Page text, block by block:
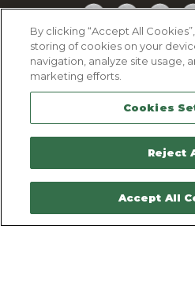
Facebook
Twitter
Politique
Politique de
Mentions
Plan du
By clicking “Accept All
storing of cookies on your
navigation, analyze site usage,
marketing efforts.
Cookies
Reject
Accept All